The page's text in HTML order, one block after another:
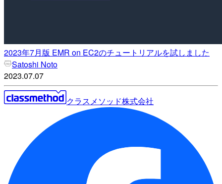
2023年7月版 EMR on EC2のチュートリアルを試しました
Satoshi Noto
2023.07.07
クラスメソッド株式会社